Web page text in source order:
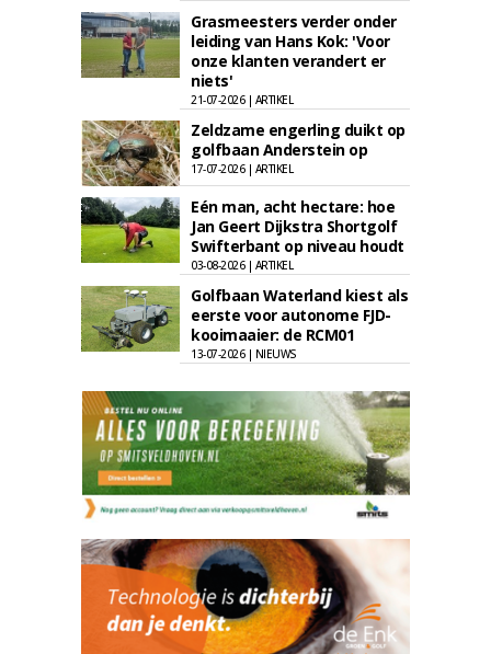
Grasmeesters verder onder
leiding van Hans Kok: 'Voor
onze klanten verandert er
niets'
21-07-2026 | ARTIKEL
Zeldzame engerling duikt op
golfbaan Anderstein op
17-07-2026 | ARTIKEL
Eén man, acht hectare: hoe
Jan Geert Dijkstra Shortgolf
Swifterbant op niveau houdt
03-08-2026 | ARTIKEL
Golfbaan Waterland kiest als
eerste voor autonome FJD-
kooimaaier: de RCM01
13-07-2026 | NIEUWS